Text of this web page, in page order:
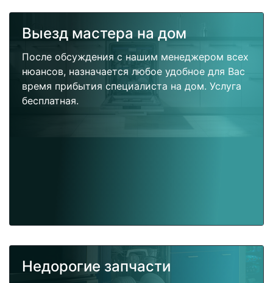
Выезд мастера на дом
После обсуждения с нашим менеджером всех
нюансов, назначается любое удобное для Вас
время прибытия специалиста на дом. Услуга
бесплатная.
Недорогие запчасти